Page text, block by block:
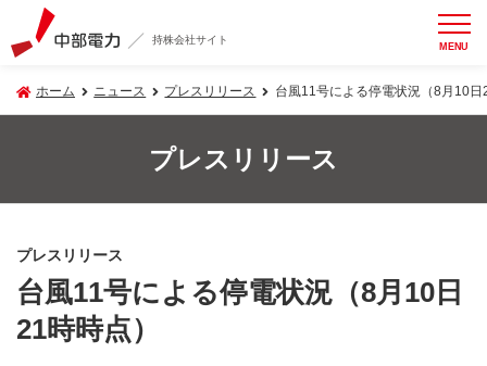
持株会社サイト MENU
ホーム ニュース プレスリリース 台風11号による停電状況（8月10日
プレスリリース
プレスリリース
台風11号による停電状況（8月10日
21時時点）